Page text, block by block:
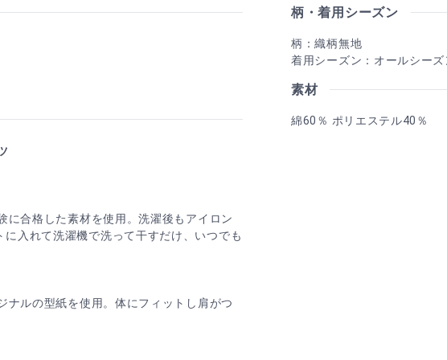
に合格した素材を使用。洗濯後もアイロン
入れて洗濯機で洗って干すだけ、いつでも
ナルの型紙を使用。体にフィットし肩がつ
柄・着用シーズン
柄：織柄無地
着用シーズン：オールシーズ
素材
綿60％ ポリエステル40％